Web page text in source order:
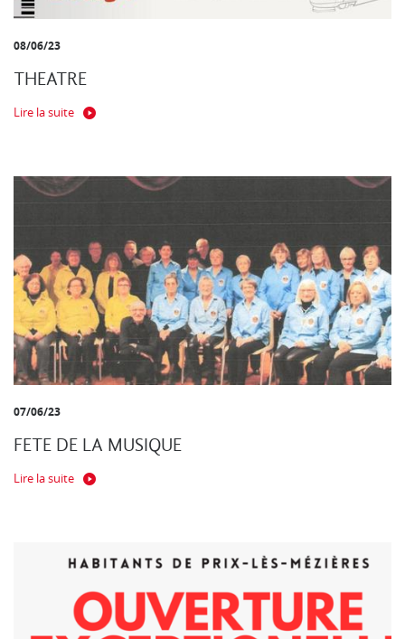
08/06/23
THEATRE
Lire la suite
07/06/23
FETE DE LA MUSIQUE
Lire la suite